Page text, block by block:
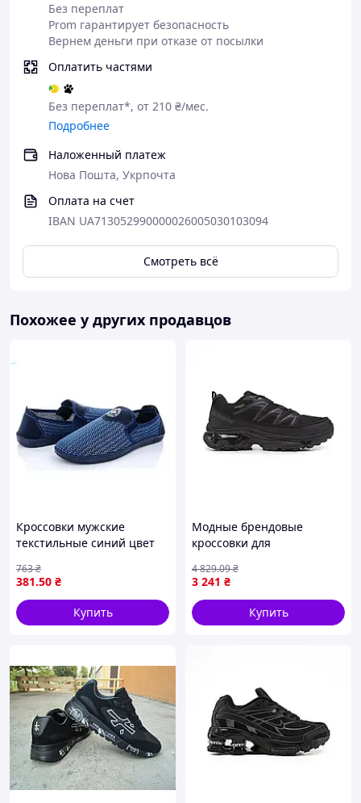
Без переплат
Prom гарантирует безопасность
Вернем деньги при отказе от посылки
Оплатить частями
Без переплат*, от 210 ₴/мес.
Подробнее
Наложенный платеж
Нова Пошта, Укрпочта
Оплата на счет
IBAN UA713052990000026005030103094
Смотреть всё
Похожее у других продавцов
Кроссовки мужские
текстильные синий цвет
подошвой 41 размер ТМ
PAOLLA
381.50 ₴
763₴
Купить
Модные брендовые
кроссовки для
Salomon XA Pro Street
Thinsulate GTX Black V2 41
3 241 ₴
4 829.09₴
Купить